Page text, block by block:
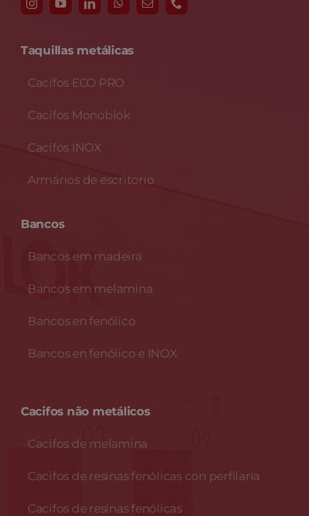
Taquillas metálicas
Cacifos ECO PRO
Cacifos Monoblok
Cacifos INOX
Armários de escritorio
Bancos
Bancos em madeira
Bancos em melamina
Bancos en fenólico
Bancos en fenólico e INOX
Cacifos não metálicos
Cacifos de melamina
Cacifos de resinas fenólicas con perfilaria
Cacifos de resinas fenólicas